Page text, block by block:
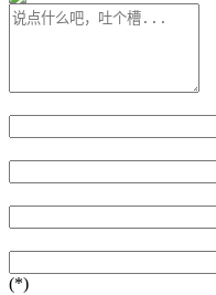
(*)